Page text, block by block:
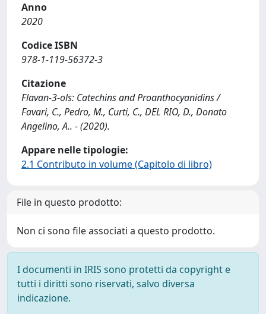
Anno
2020
Codice ISBN
978-1-119-56372-3
Citazione
Flavan‐3‐ols: Catechins and Proanthocyanidins /
Favari, C., Pedro, M., Curti, C., DEL RIO, D., Donato
Angelino, A.. - (2020).
Appare nelle tipologie:
2.1 Contributo in volume (Capitolo di libro)
File in questo prodotto:
Non ci sono file associati a questo prodotto.
I documenti in IRIS sono protetti da copyright e
tutti i diritti sono riservati, salvo diversa
indicazione.